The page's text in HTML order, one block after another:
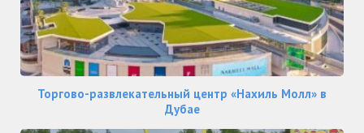
Торгово-развлекательный центр «Нахиль Молл» в
Дубае